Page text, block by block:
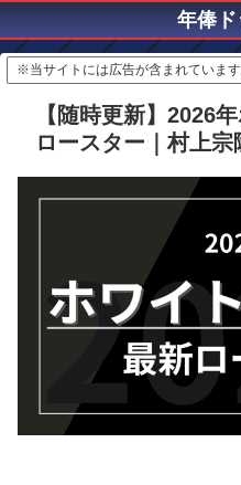
年俸
※当サイトには広告が含まれています
【随時更新】2026
ロースター｜村上宗